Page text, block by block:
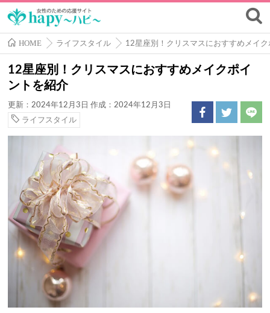
HOME ライフスタイル 12星座別！クリスマスにおすすめメイ
12星座別！クリスマスにおすすめメイクポイ
ントを紹介
更新：2024年12月3日 作成：2024年12月3日
ライフスタイル